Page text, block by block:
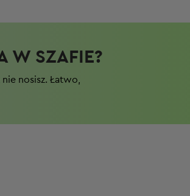
W SZAFIE?​
nosisz. Łatwo,